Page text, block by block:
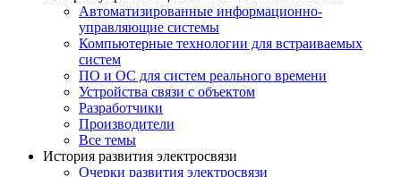
Автоматизированные информационно-
управляющие системы
Компьютерные технологии для встраиваемых
систем
ПО и ОС для систем реального времени
Устройства связи с объектом
Разработчики
Производители
Все темы
История развития электросвязи
Очерки развития электросвязи